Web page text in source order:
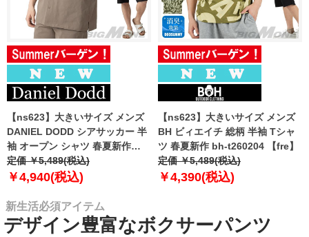
【ns623】大きいサイズ メンズ
DANIEL DODD シアサッカー 半
袖 オープン シャツ 春夏新作
azsh-260213 【fre】
定価 ￥5,489(税込)
￥4,940(税込)
【ns623】大きいサイズ メンズ
BH ビィエイチ 総柄 半袖 Tシャ
ツ 春夏新作 bh-t260204 【fre】
定価 ￥5,489(税込)
￥4,390(税込)
新生活必須アイテム
デザイン豊富なボクサーパンツ